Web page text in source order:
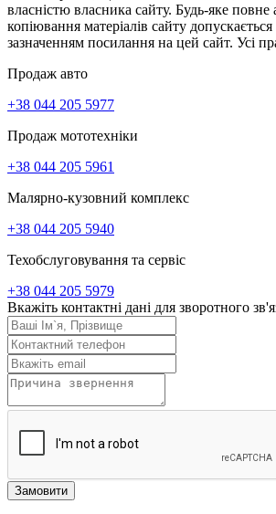
власністю власника сайту. Будь-яке повне
копіювання матеріалів сайту
зазначенням посилання на цей сайт. Усі
Продаж авто
+38 044 205 5977
Продаж мототехніки
+38 044 205 5961
Малярно-кузовний комплекс
+38 044 205 5940
Техобслуговування та сервіс
+38 044 205 5979
Вкажіть контактні дані для зворотного
Замовити